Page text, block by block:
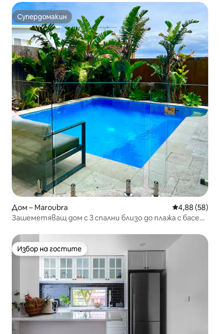
Супердомакин
Супердомакин
Дом – Maroubra Средна
4,88 (58)
Зашеметяващ дом с 3 спални близо до плажа с басейн
Избор на гостите
Избор на гостите